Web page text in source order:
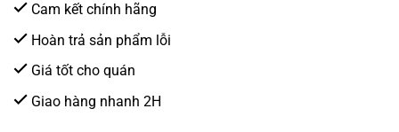
Cam kết chính hãng
Hoàn trả sản phẩm lỗi
Giá tốt cho quán
Giao hàng nhanh 2H